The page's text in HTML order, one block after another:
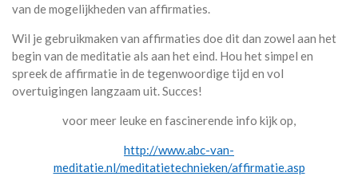
van de mogelijkheden van affirmaties.
Wil je gebruikmaken van affirmaties doe dit dan zowel aan het
begin van de meditatie als aan het eind. Hou het simpel en
spreek de affirmatie in de tegenwoordige tijd en vol
overtuigingen langzaam uit. Succes!
voor meer leuke en fascinerende info kijk op,
http://www.abc-van-
meditatie.nl/meditatietechnieken/affirmatie.asp